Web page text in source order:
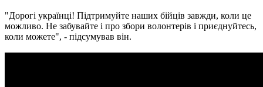
"Дорогі українці! Підтримуйте наших бійців завжди, коли це
можливо. Не забувайте і про збори волонтерів і приєднуйтесь,
коли можете", - підсумував він.